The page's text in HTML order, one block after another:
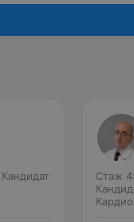
Кандидат
Стаж